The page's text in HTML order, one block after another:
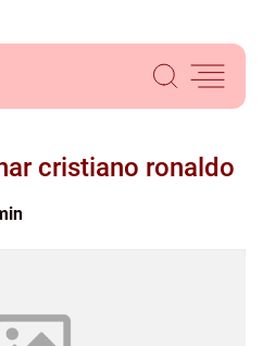
cristiano ronaldo